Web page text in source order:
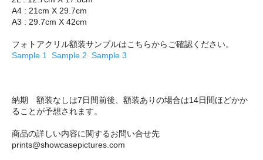
A4 : 21cm X 29.7cm
A3 : 29.7cm X 42cm
フォトアクリル額装サンプルはこちらからご確認ください。
Sample 1
Sample 2 Sample 3
納期 額装なしは7日間前後、額装ありの場合は14日間ほどかか
ることが予想されます。
商品の詳しい内容に関するお問い合せ先
prints@showcasepictures.com